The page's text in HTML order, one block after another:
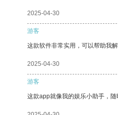
2025-04-30
游客
这款软件非常实用，可以帮助我解
2025-04-30
游客
这款app就像我的娱乐小助手，随